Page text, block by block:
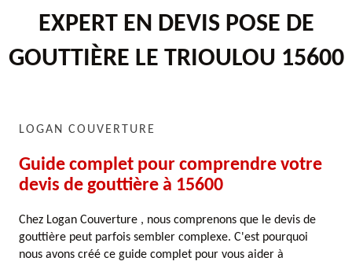
EXPERT EN DEVIS POSE DE
GOUTTIÈRE LE TRIOULOU 15600
LOGAN COUVERTURE
Guide complet pour comprendre votre
devis de gouttière à 15600
Chez Logan Couverture , nous comprenons que le devis de
gouttière peut parfois sembler complexe. C'est pourquoi
nous avons créé ce guide complet pour vous aider à